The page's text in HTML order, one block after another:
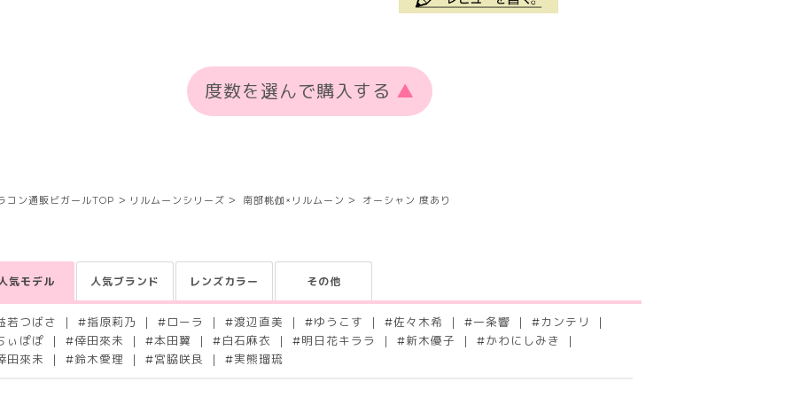
度数を選んで購入する ▲
コン通販ビガールTOP リルムーンシリーズ 南部桃伽×リルムーン オーシャン 度あり
気モデル 人気ブランド レンズカラー その他
若つばさ #指原莉乃 # ローラ #渡辺直美 #ゆうこす #佐々木希 #一条響 # カンテリ
ぃぽぽ #倖田來未 #本田翼 # 白石麻衣 #明日花キララ #新木優子 #かわにしみき
田來未 #鈴木愛理 #宮脇咲良 #実熊瑠琉